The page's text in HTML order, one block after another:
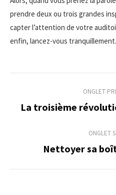
prendre deux ou trois grandes
capter l’attention de votre
enfin, lancez-vous tranquillement.
de
commentaire
ONGLET
La troisième
ONGLET
Nettoyer sa